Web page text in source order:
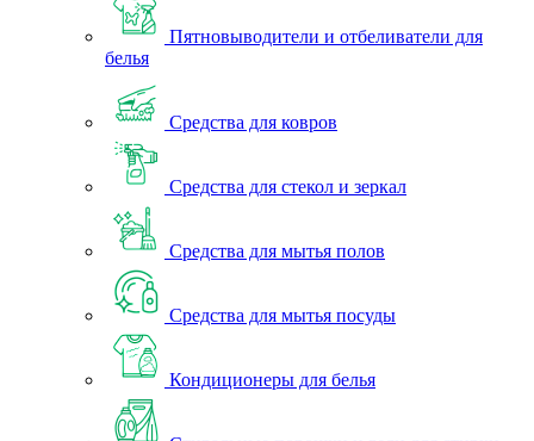
Пятновыводители и отбеливатели для
белья
Средства для ковров
Средства для стекол и зеркал
Средства для мытья полов
Средства для мытья посуды
Кондиционеры для белья